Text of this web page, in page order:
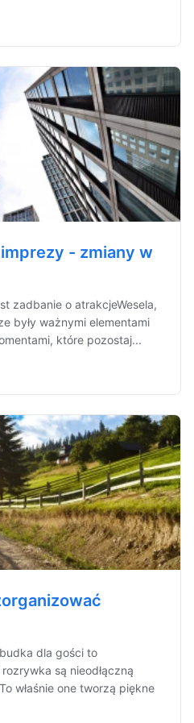
- zmiany w
zadbanie o atrakcjeWesela,
były ważnymi elementami
które pozostaj...
dla gości to
są nieodłączną
właśnie one tworzą piękne